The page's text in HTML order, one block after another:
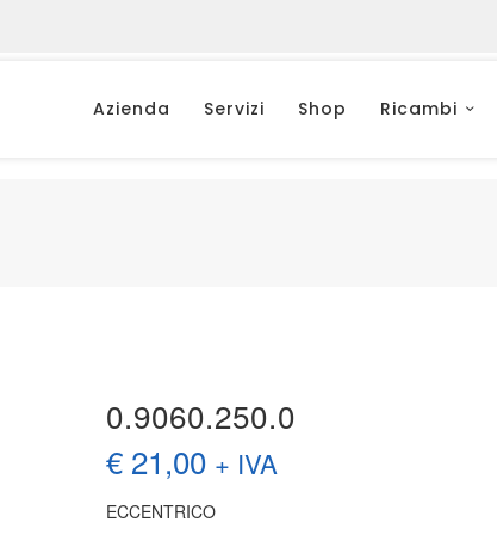
Azienda Servizi Shop Ricambi
0.9060.250.0
€21,00 + IVA
ECCENTRICO